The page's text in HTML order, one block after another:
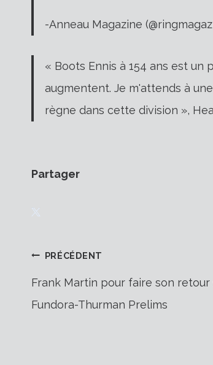
-Anneau Magazine
« Boots Ennis à 154 ans est
augmentent. Je m'attends à
règne dans cette division »,
Partager
PRÉCÉDENT
Frank Martin pour faire son retour
Fundora-Thurman Prelims